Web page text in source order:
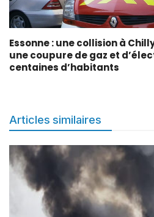
Essonne : une collision à
une coupure de gaz et
centaines d’habitants
Articles similaires